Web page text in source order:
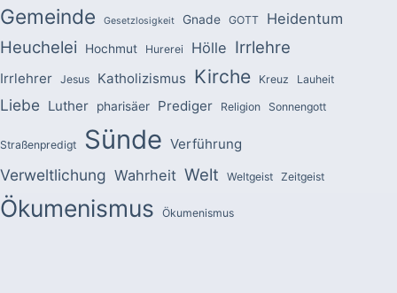
Gemeinde Gesetzlosigkeit Gnade GOTT Heidentum
Heuchelei Hochmut Hurerei Hölle Irrlehre
Irrlehrer Jesus Katholizismus Kirche Kreuz Lauheit
Liebe Luther pharisäer Prediger Religion Sonnengott
Straßenpredigt Sünde Verführung
Verweltlichung Wahrheit Welt Weltgeist Zeitgeist
Ökumenismus Ökumenismus